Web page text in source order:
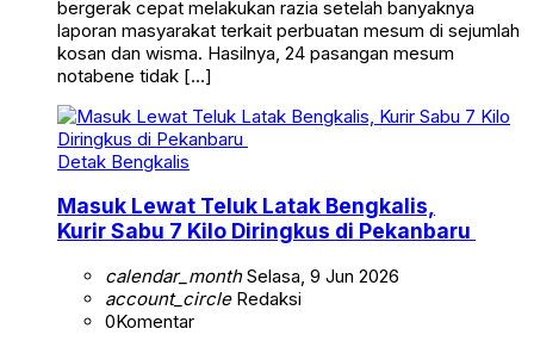
bergerak cepat melakukan razia setelah banyaknya
laporan masyarakat terkait perbuatan mesum di sejumlah
kosan dan wisma. Hasilnya, 24 pasangan mesum
notabene tidak […]
Detak Bengkalis
Masuk Lewat Teluk Latak Bengkalis,
Kurir Sabu 7 Kilo Diringkus di Pekanbaru
calendar_monthSelasa, 9 Jun 2026
account_circleRedaksi
0Komentar